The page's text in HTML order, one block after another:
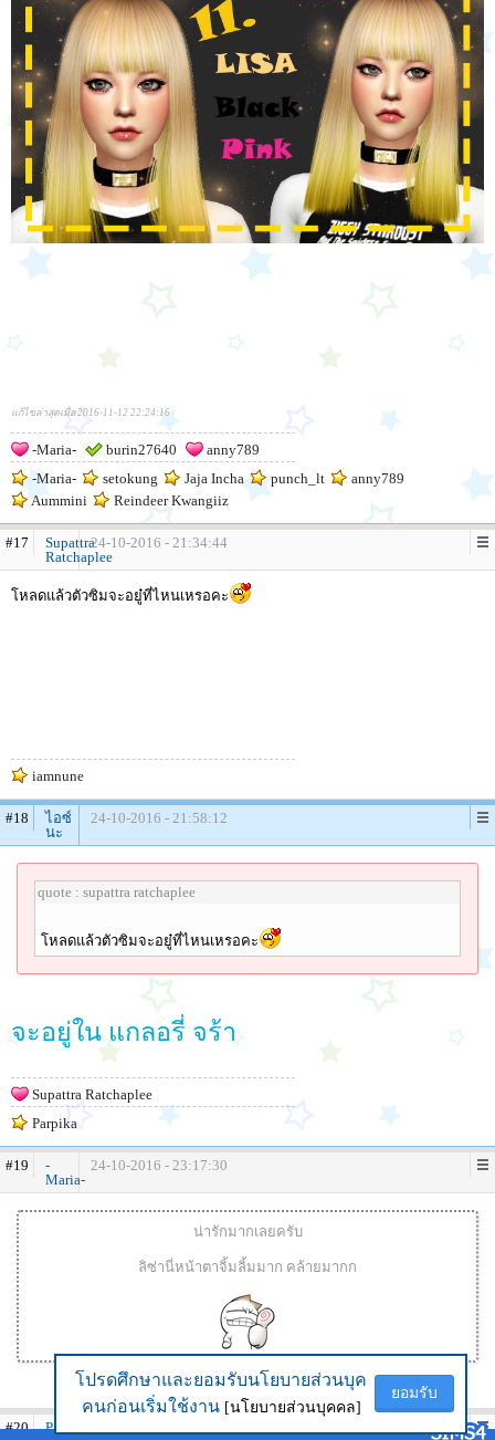
โปรดศึกษาและยอมรับนโยบายส่วนบุค
คนก่อนเริ่มใช้งาน [นโยบายส่วนบุคคล]
ยอมรับ
แก้ไขล่าสุดเมื่อ 2016-11-12 22:24:16
-Maria- burin27640
anny789
-Maria-
setokung Jaja Incha punch_lt
anny789
Aummini
Reindeer Kwangiiz
#17
Supattra
Ratchaplee
24-10-2016 - 21:34:44
โหลดแล้วตัวซิมจะอยู๋ที่ไหนเหรอคะ
iamnune
#18
ไอซ์
นะ
24-10-2016 - 21:58:12
quote : supattra ratchaplee
โหลดแล้วตัวซิมจะอยู๋ที่ไหนเหรอคะ
จะอยู่ใน แกลอรี่ จร้า
Supattra Ratchaplee
Parpika
#19
-
Maria-
24-10-2016 - 23:17:30
น่ารักมากเลยครับ
ลิซ่านี่หน้าตาจิ้มลิ้มมาก คล้ายมากก
#20 PangPond2539
โปรดศึกษาและยอมรับนโยบายส่วนบุค
คนก่อนเริ่มใช้งาน [นโยบายส่วนบุคคล]
ยอมรับ